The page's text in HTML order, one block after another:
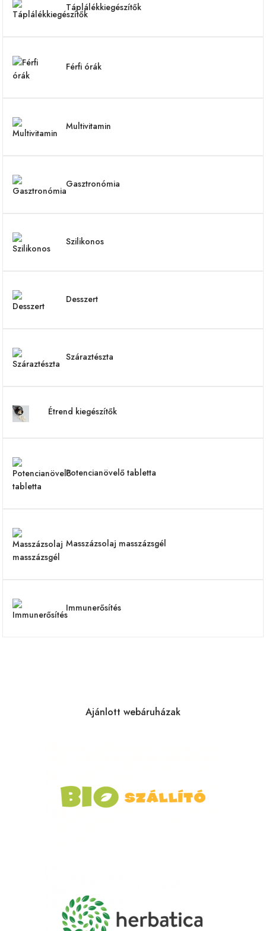
Táplálékkiegészítők
Férfi órák
Multivitamin
Gasztronómia
Szilikonos
Desszert
Száraztészta
Étrend kiegészítők
Potencianövelő tabletta
Masszázsolaj masszázsgél
Immunerősítés
Ajánlott webáruházak